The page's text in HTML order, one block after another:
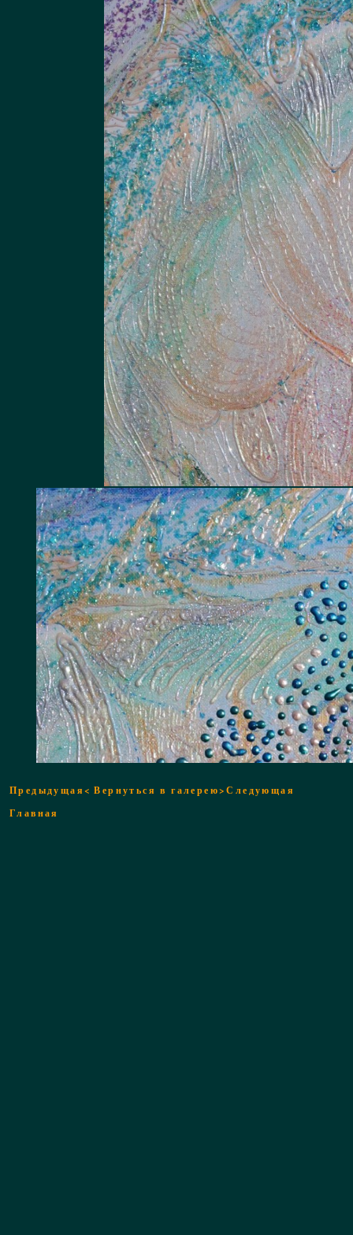
Предыдущая< Вернуться в галерею>Следующая
Главная